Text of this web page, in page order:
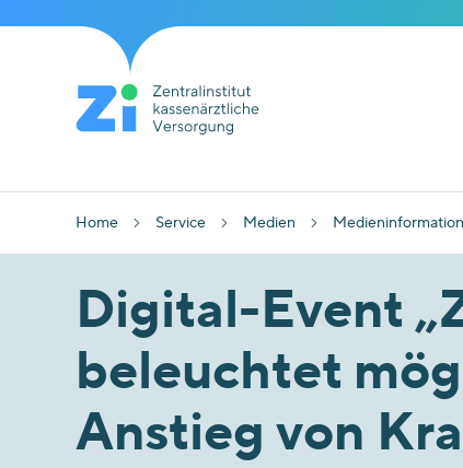
Home Service Medien
Digital-Event
beleuchtet
Anstieg von